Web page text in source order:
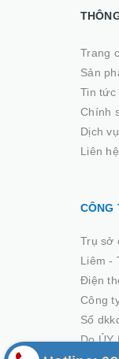
Trang
Sản
Tin tức
Chính
Dịch vụ
Liên hệ
CÔNG
Trụ sở
Liêm -
Điện
Công
Số
Do ỦY